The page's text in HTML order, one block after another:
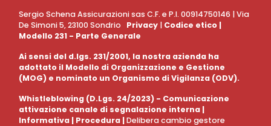
Sergio Schena Assicurazioni sas C.F. e P.I. 00914750146 | Via
De Simoni 5, 23100 Sondrio Privacy | Codice etico |
Modello 231 - Parte Generale
Ai sensi del d.lgs. 231/2001, la nostra azienda ha
adottato il Modello di Organizzazione e Gestione
(MOG) e nominato un Organismo di Vigilanza (ODV).
Whistleblowing (D.Lgs. 24/2023) - Comunicazione
attivazione canale di segnalazione interna |
Informativa | Procedura |Delibera cambio gestore